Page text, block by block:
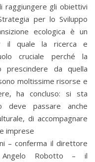
raggiungere gli obiettivi
per lo Sviluppo
ecologica è un
il quale la ricerca e
cruciale perché la
prescindere da quella
moltissime risorse e
ha concluso: si sta
deve passare anche
di accompagnare
imprese
– conferma il direttore
Angelo Robotto – il